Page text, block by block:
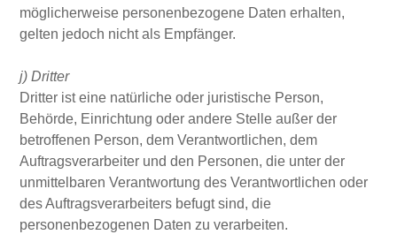
möglicherweise personenbezogene Daten erhalten,
gelten jedoch nicht als Empfänger.
j) Dritter
Dritter ist eine natürliche oder juristische Person,
Behörde, Einrichtung oder andere Stelle außer der
betroffenen Person, dem Verantwortlichen, dem
Auftragsverarbeiter und den Personen, die unter der
unmittelbaren Verantwortung des Verantwortlichen oder
des Auftragsverarbeiters befugt sind, die
personenbezogenen Daten zu verarbeiten.